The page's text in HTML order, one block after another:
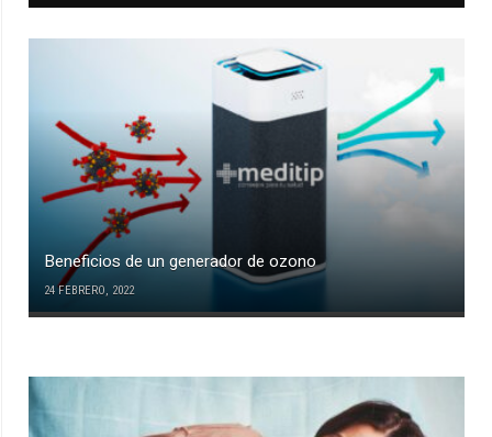
Beneficios de un generador de ozono
24 FEBRERO, 2022